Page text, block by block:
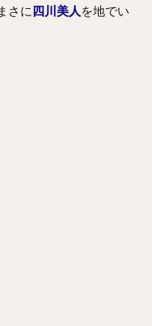
さに四川美人 を地でい